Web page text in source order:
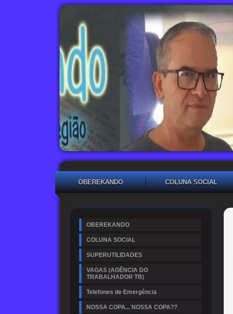
OBEREKANDO COLUNA SOCIAL
OBEREKANDO
COLUNA SOCIAL
SUPERUTILIDADES
VAGAS (AGÊNCIA DO
TRABALHADOR TB)
Telefones de Emergência
NOSSA COPA... NOSSA COPA??